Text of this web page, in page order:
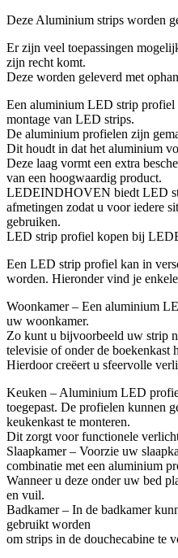
Deze Aluminium strips worden
Er zijn veel toepassingen
zijn recht komt.
Deze worden geleverd met
Een aluminium LED strip profiel
montage van LED strips.
De aluminium profielen zijn
Dit houdt in dat het aluminium
Deze laag vormt een extra
van een hoogwaardig product.
LEDEINDHOVEN biedt LED
afmetingen zodat u voor iedere
gebruiken.
LED strip profiel kopen bij
Een LED strip profiel kan in
worden. Hieronder vind je
Woonkamer – Een aluminium
uw woonkamer.
Zo kunt u bijvoorbeeld uw strip
televisie of onder de boekenkast
Hierdoor creëert u sfeervolle
Keuken – Aluminium LED
toegepast. De profielen kunnen
keukenkast te monteren.
Dit zorgt voor functionele
Slaapkamer – Voorzie uw
combinatie met een aluminium
Wanneer u deze onder uw bed
en vuil.
Badkamer – In de badkamer
gebruikt worden
om strips in de douchecabine te